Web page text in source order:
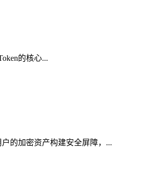
的核心...
的加密资产构建安全屏障，...